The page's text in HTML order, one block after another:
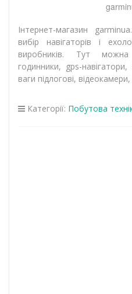
Інтернет-магазин
вибір навігаторів і
виробників. Тут можна
годинники, gps-
ваги підлогові,
Категорії: Побутова